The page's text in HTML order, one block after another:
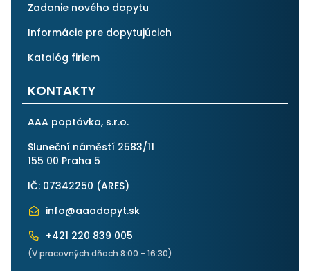
Zadanie nového dopytu
Informácie pre dopytujúcich
Katalóg firiem
KONTAKTY
AAA poptávka, s.r.o.
Sluneční náměstí 2583/11
155 00 Praha 5
IČ: 07342250 (ARES)
info@aaadopyt.sk
+421 220 839 005
(V pracovných dňoch 8:00 - 16:30)